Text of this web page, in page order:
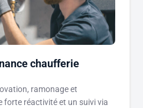
chaufferie
ramonage et
forte réactivité et un suivi via